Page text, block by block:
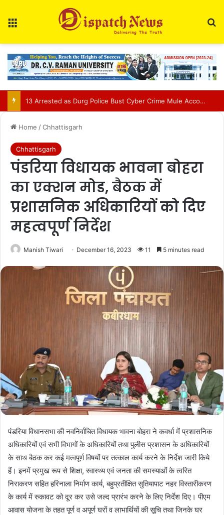
AIIMS Raipur to hold 3rd convocation on Sept 2; VP Radhakrishnan to attend
Home /Chhattisgarh
Chhattisgarh
पंडरिया विधायक भावना बोहरा
का एक्शन मोड, बैठक में
प्रशासनिक अधिकारियों को दिए
महत्वपूर्ण निर्देश
Manish Tiwari December 16, 2023 11 5 minutes read
पंडरिया विधानसभा की नवनिर्वाचित विधायक भावना बोहरा ने कवर्धा में प्रशासनिक
अधिकारियों एवं सभी विभागों के अधिकारियों तथा पुलीस प्रशासन के अधिकारियों
के साथ बैठक कर कई मत्वपूर्ण विषयों पर तत्काल कार्य करने के निर्देश जारी किये
हैं। इनमें प्रमुख रूप से शिक्षा, स्वास्थ्य एवं जनता की समस्याओं के त्वरित
निराकरण सहित हरिनाला निर्माण कार्य, बहुप्रतीक्षित सुतियापाट नहर विस्तारीकरण
के कार्य में रुकावट को दूर कर उसे जल्द प्रारंभ करने के लिए निर्देश दिए। पीएम
आवास योजना के तहत पूर्ण व अपूर्ण घरों व लाभार्थियों की सूचि तथा जिनके घर